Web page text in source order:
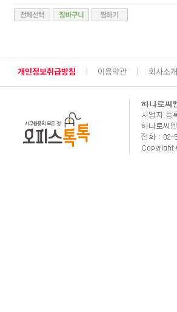
개인정보취급방침 이용약관 회사소개